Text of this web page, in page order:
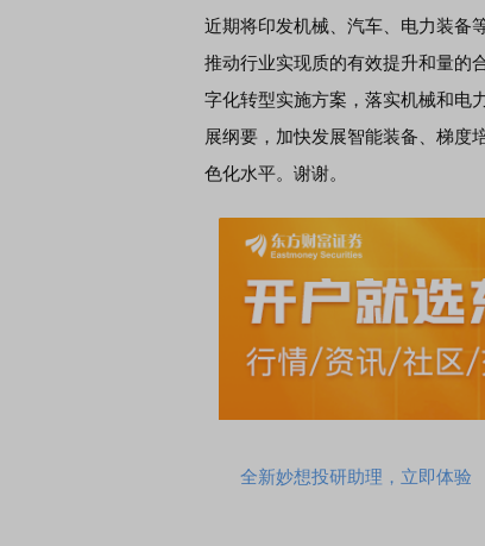
近期将印发机械、汽车、电力装备
推动行业实现质的有效提升和量的
字化转型实施方案，落实机械和电
展纲要，加快发展智能装备、梯度
色化水平。谢谢。
全新妙想投研助理，立即体验